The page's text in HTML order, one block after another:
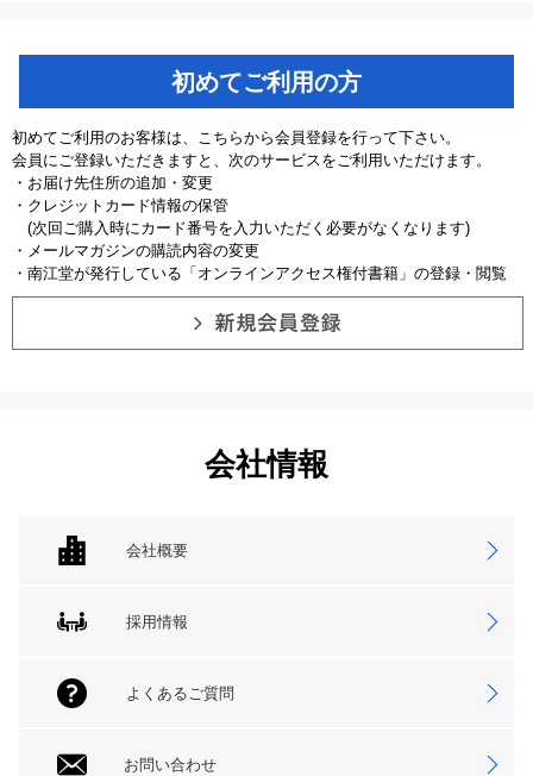
初めてご利用の方
初めてご利用のお客様は、こちらから会員登録を行って下さい。
会員にご登録いただきますと、次のサービスをご利用いただけます。
・お届け先住所の追加・変更
・クレジットカード情報の保管
(次回ご購入時にカード番号を入力いただく必要がなくなります)
・メールマガジンの購読内容の変更
・南江堂が発行している「オンラインアクセス権付書籍」の登録・閲覧
会社情報
会社概要
採用情報
よくあるご質問
お問い合わせ